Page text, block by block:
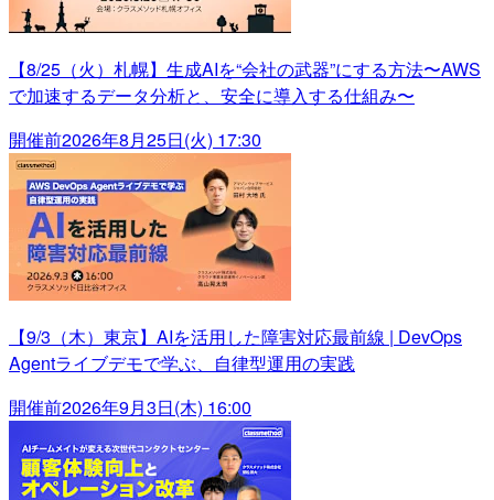
【8/25（火）札幌】生成AIを“会社の武器”にする方法〜AWS
で加速するデータ分析と、安全に導入する仕組み〜
開催前2026年8月25日(火) 17:30
【9/3（木）東京】AIを活用した障害対応最前線 | DevOps
Agentライブデモで学ぶ、自律型運用の実践
開催前2026年9月3日(木) 16:00